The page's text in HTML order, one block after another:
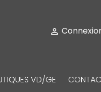

VD/GE